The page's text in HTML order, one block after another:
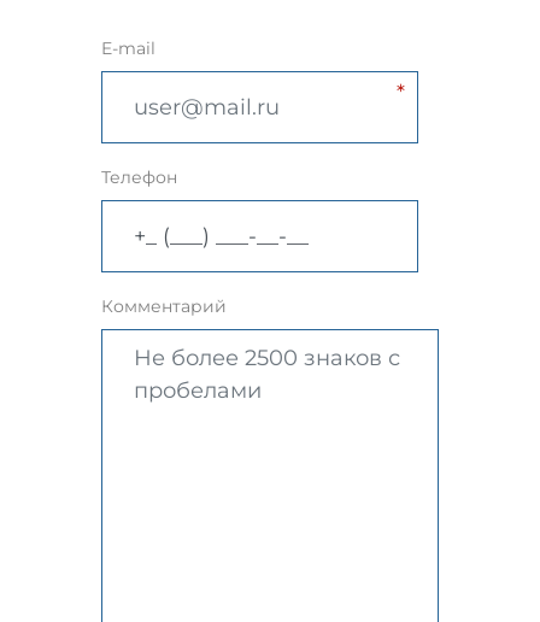
E-mail
Телефон
Комментарий